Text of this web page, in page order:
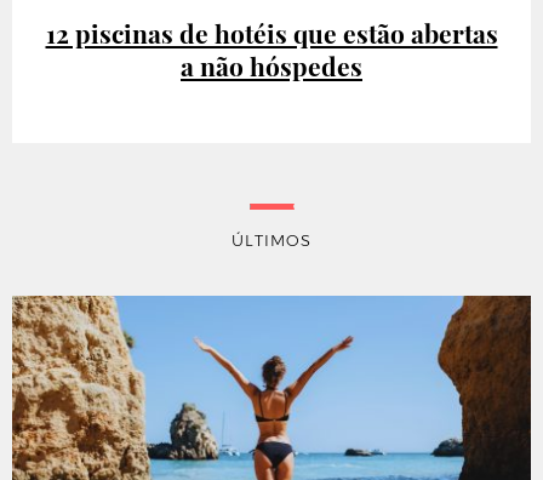
12 piscinas de hotéis que estão abertas
a não hóspedes
ÚLTIMOS